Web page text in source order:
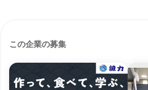
この企業の募集